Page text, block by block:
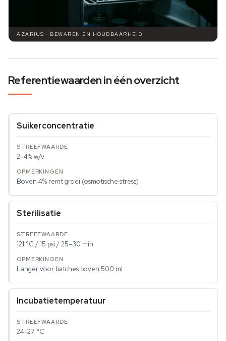
AZARIUS · BEWAREN EN HOUDBAARHEID
Referentiewaarden in één overzicht
Suikerconcentratie
2–4% w/v
Boven 4% remt groei (osmotische stress)
Sterilisatie
121 °C / 15 psi / 25–30 min
Langer voor batches boven 500 ml
Incubatietemperatuur
24–27 °C